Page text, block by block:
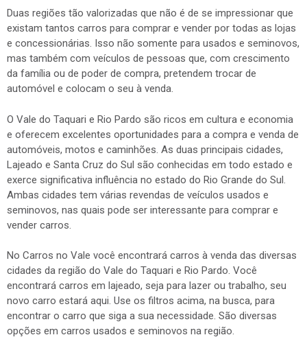
Duas regiões tão valorizadas que não é de se impressionar que
existam tantos carros para comprar e vender por todas as lojas
e concessionárias. Isso não somente para usados e seminovos,
mas também com veículos de pessoas que, com crescimento
da família ou de poder de compra, pretendem trocar de
automóvel e colocam o seu à venda.
O Vale do Taquari e Rio Pardo são ricos em cultura e economia
e oferecem excelentes oportunidades para a compra e venda de
automóveis, motos e caminhões. As duas principais cidades,
Lajeado e Santa Cruz do Sul são conhecidas em todo estado e
exerce significativa influência no estado do Rio Grande do Sul.
Ambas cidades tem várias revendas de veículos usados e
seminovos, nas quais pode ser interessante para comprar e
vender carros.
No Carros no Vale você encontrará carros à venda das diversas
cidades da região do Vale do Taquari e Rio Pardo. Você
encontrará carros em lajeado, seja para lazer ou trabalho, seu
novo carro estará aqui. Use os filtros acima, na busca, para
encontrar o carro que siga a sua necessidade. São diversas
opções em carros usados e seminovos na região.